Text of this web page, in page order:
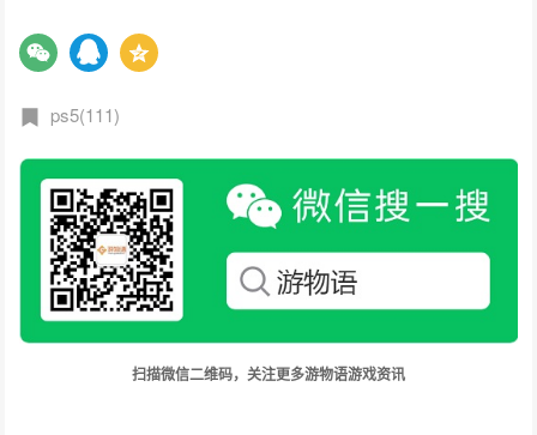
ps5(111)
扫描微信二维码，关注更多游物语游戏资讯